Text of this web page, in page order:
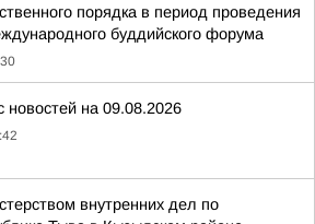
порядка в период проведения
буддийского форума
новостей на 09.08.2026
внутренних дел по